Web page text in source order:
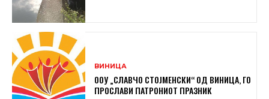
ВИНИЦА
ООУ „СЛАВЧО СТОЈМЕНСКИ“ ОД ВИНИЦА, ГО
ПРОСЛАВИ ПАТРОНИОТ ПРАЗНИК